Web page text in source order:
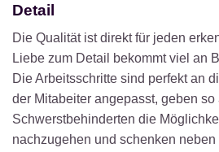
Detail
Die Qualität ist direkt für jeden
Liebe zum Detail bekommt viel an
Die Arbeitsschritte sind perfekt an
der Mitabeiter angepasst, geben so
Schwerstbehinderten die
nachzugehen und schenken neben